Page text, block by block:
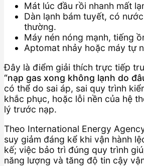
Mát lúc đầu rồi nhanh mất
Dàn lạnh bám tuyết, có
thường.
Máy nén nóng mạnh, tiếng
Aptomat nhảy hoặc máy tự
Đây là điểm giải thích trực tiếp
“nạp gas xong không lạnh do
có thể do sai áp, sai quy trình
khắc phục, hoặc lỗi nền của hệ
lý trước nạp.
Theo International Energy
suy giảm đáng kể khi vận hành
kế; việc bảo trì đúng quy trình
năng lượng và tăng độ tin cậy